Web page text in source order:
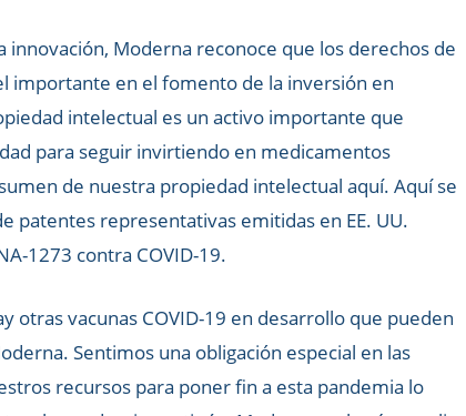
Moderna reconoce que los derechos de
importante en el fomento de la inversión en
intelectual es un activo importante que
para seguir invirtiendo en medicamentos
de nuestra propiedad intelectual aquí. Aquí se
patentes representativas emitidas en EE. UU.
1273 contra COVID-19.
otras vacunas COVID-19 en desarrollo que pueden
Sentimos una obligación especial en las
recursos para poner fin a esta pandemia lo